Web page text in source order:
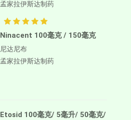
孟家拉伊斯达制药
Ninacent 100毫克 / 150毫克
尼达尼布
孟家拉伊斯达制药
Etosid 100毫克/ 5毫升/ 50毫克/